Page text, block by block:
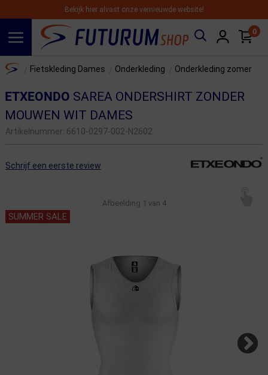
Bekijk hier alvast onze vernieuwde website!
0
Home Fietskleding Dames Onderkleding Onderkleding zomer
ETXEONDO SAREA ONDERSHIRT ZONDER
MOUWEN WIT DAMES
Artikelnummer: 6610-0297-002-N2602
Schrijf een eerste review
Afbeelding 1 van 4
SUMMER SALE